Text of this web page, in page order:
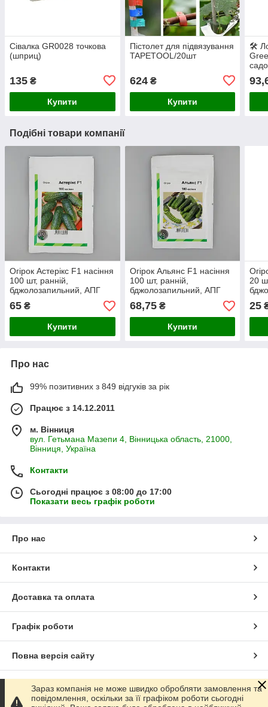
Сівалка GR0028 точкова
(шприц)
135 ₴
Купити
Пістолет для підвязування
TAPETOOL/20шт
624₴
Купити
🛠️
Подібні товари компанії
Огірок Астерікс F1 насіння
100 шт, ранній,
бджолозапильний, АПГ
(Голландія)
65 ₴
Купити
Огірок Альянс F1 насіння
100 шт, ранній,
бджолозапильний, АПГ
(Голландія)
68,75₴
Купити
20
25
Про нас
99% позитивних з 849 відгуків за рік
Працює з 14.12.2011
м. Вінниця
вул. Гетьмана Мазепи 4, Вінницька область, 21000,
Вінниця, Україна
Контакти
Сьогодні працює з 08:00 до 17:00
Показати весь графік роботи
Про нас
Контакти
Доставка та оплата
Графік роботи
Повна версія сайту
Сайт створено на маркетплейсіProm.ua
Зараз компанія не може швидко обробляти замовлення та
повідомлення, оскільки за її графіком роботи сьогодні